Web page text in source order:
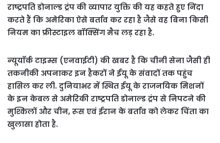
राष्‍ट्रपति डोनाल्‍ड ट्रंप की व्यापार युक्ति की यह कहते हुए निंदा
करते हैं कि अमेरिका ऐसे बर्ताव कर रहा है जैसे वह बिना किसी
नियम का फ्रीस्‍टाइल बॉक्सिंग मैच लड़ रहा है.
न्‍यूयॉर्क टाइम्स (एनवाईटी) की खबर है कि चीनी सेना जैसी ही
तकनीकी अपनाकर इन हैकरों ने ईयू के संवादों तक पहुंच
हासिल कर ली. दुनियाभर में स्थित ईयू के राजनयिक मिशनों
के इन केबल से अमेरिकी राष्ट्रपति डोनाल्ड ट्रंप से निपटने की
मुश्किलों और चीन, रूस एवं ईरान के बर्ताव को लेकर चिंता का
खुलासा होता है.